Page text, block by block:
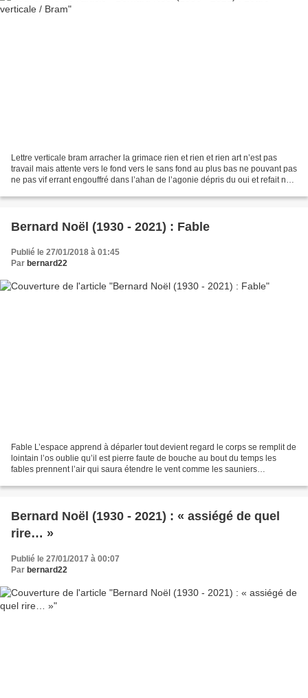
Lettre verticale bram arracher la grimace rien et rien et rien art n’est pas
travail mais attente vers le fond vers le sans fond au plus bas ne pouvant pas
ne pas vif errant engouffré dans l’ahan de l’agonie dépris du oui et refait nu
Bernard Noël (1930 - 2021) : Fable
Publié le 27/01/2018 à 01:45
Par bernard22
Fable L’espace apprend à déparler tout devient regard le corps se remplit de
lointain l’os oublie qu’il est pierre faute de bouche au bout du temps les
fables prennent l’air qui saura étendre le vent comme les sauniers
Bernard Noël (1930 - 2021) : « assiégé de quel
rire… »
Publié le 27/01/2017 à 00:07
Par bernard22